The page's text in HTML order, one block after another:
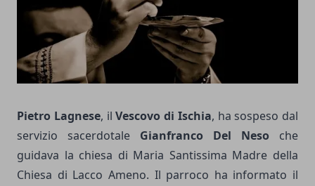
Pietro Lagnese, ilVescovo di Ischia, ha sospeso dal
servizio sacerdotale Gianfranco Del Neso che
guidava la chiesa di Maria Santissima Madre della
Chiesa di Lacco Ameno. Il parroco ha informato il